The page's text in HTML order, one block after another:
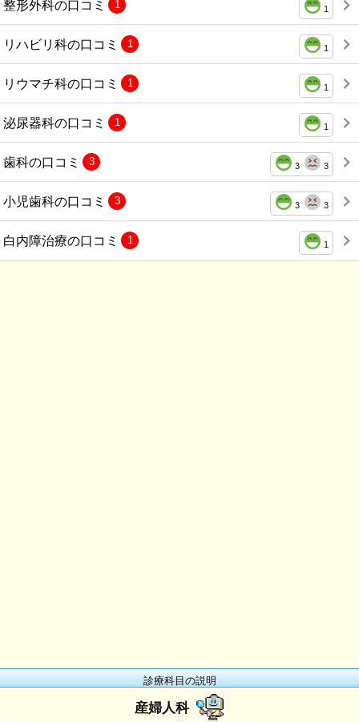
整形外科の口コミ 1
1
リハビリ科の口コミ 1
1
リウマチ科の口コミ 1
1
泌尿器科の口コミ 1
1
歯科の口コミ 3 3
3
小児歯科の口コミ 3 3
3
白内障治療の口コミ 1
1
診療科目の説明
産婦人科